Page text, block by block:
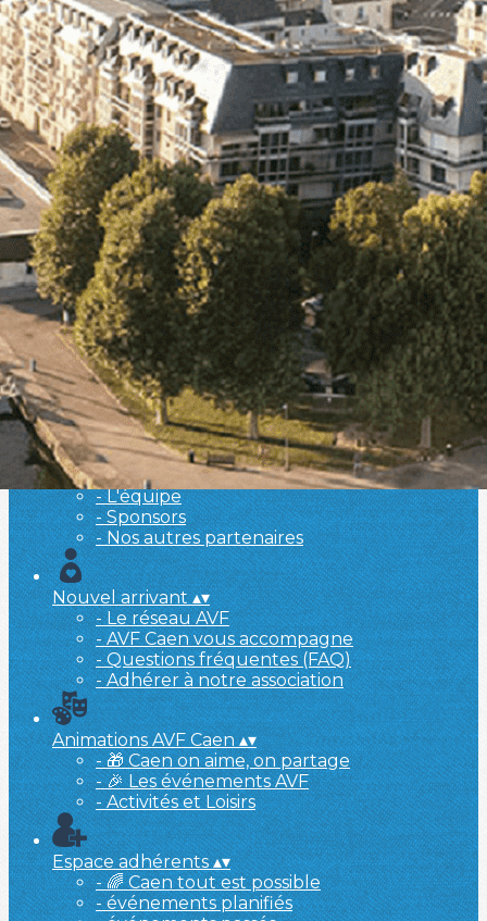
Exporter les lignes sélectionnées
Exporter toutes les colonnes
Exporter uniquement les colonnes affichées
Menu
<
>
- 🎁 Caen on aime, on partage
- 🎉 Les événements AVF
- Activités et Loisirs
Ajoutez un logo, un bouton, des réseaux sociaux
Cliquez pour éditer
L'association▴▾
- L'association
- Brochure
- L'équipe
- Sponsors
- Nos autres partenaires
Nouvel arrivant▴▾
- Le réseau AVF
- AVF Caen vous accompagne
- Questions fréquentes (FAQ)
- Adhérer à notre association
Animations AVF Caen▴▾
- 🎁 Caen on aime, on partage
- 🎉 Les événements AVF
- Activités et Loisirs
Espace adhérents▴▾
- 🌈 Caen tout est possible
- événements planifiés